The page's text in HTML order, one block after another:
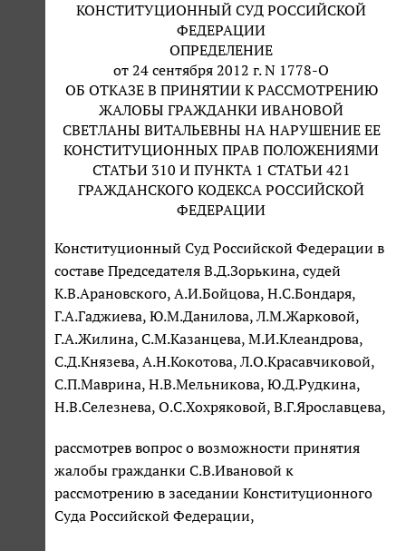
КОНСТИТУЦИОННЫЙ СУД РОССИЙСКОЙ
ФЕДЕРАЦИИ
ОПРЕДЕЛЕНИЕ
от 24 сентября 2012 г. N 1778-О
ОБ ОТКАЗЕ В ПРИНЯТИИ К РАССМОТРЕНИЮ
ЖАЛОБЫ ГРАЖДАНКИ ИВАНОВОЙ
СВЕТЛАНЫ ВИТАЛЬЕВНЫ НА НАРУШЕНИЕ ЕЕ
КОНСТИТУЦИОННЫХ ПРАВ ПОЛОЖЕНИЯМИ
СТАТЬИ 310 И ПУНКТА 1 СТАТЬИ 421
ГРАЖДАНСКОГО КОДЕКСА РОССИЙСКОЙ
ФЕДЕРАЦИИ
Конституционный Суд Российской Федерации в
составе Председателя В.Д.Зорькина, судей
К.В.Арановского, А.И.Бойцова, Н.С.Бондаря,
Г.А.Гаджиева, Ю.М.Данилова, Л.М.Жарковой,
Г.А.Жилина, С.М.Казанцева, М.И.Клеандрова,
С.Д.Князева, А.Н.Кокотова, Л.О.Красавчиковой,
С.П.Маврина, Н.В.Мельникова, Ю.Д.Рудкина,
Н.В.Селезнева, О.С.Хохряковой, В.Г.Ярославцева,
рассмотрев вопрос о возможности принятия
жалобы гражданки С.В.Ивановой к
рассмотрению в заседании Конституционного
Суда Российской Федерации,